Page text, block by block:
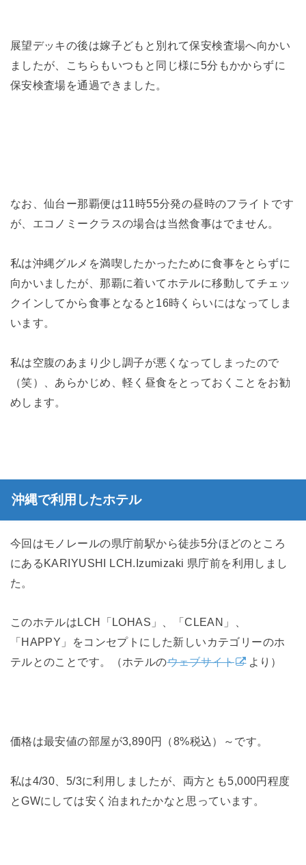
展望デッキの後は嫁子どもと別れて保安検査場へ向かい
ましたが、こちらもいつもと同じ様に5分もかからずに
保安検査場を通過できました。
なお、仙台ー那覇便は11時55分発の昼時のフライトです
が、エコノミークラスの場合は当然食事はでません。
私は沖縄グルメを満喫したかったために食事をとらずに
向かいましたが、那覇に着いてホテルに移動してチェッ
クインしてから食事となると16時くらいにはなってしま
います。
私は空腹のあまり少し調子が悪くなってしまったので
（笑）、あらかじめ、軽く昼食をとっておくことをお勧
めします。
沖縄で利用したホテル
今回はモノレールの県庁前駅から徒歩5分ほどのところ
にあるKARIYUSHI LCH.Izumizaki 県庁前を利用しまし
た。
このホテルはLCH「LOHAS」、「CLEAN」、
「HAPPY」をコンセプトにした新しいカテゴリーのホ
テルとのことです。（ホテルのウェブサイト より）
価格は最安値の部屋が3,890円（8%税込）～です。
私は4/30、5/3に利用しましたが、両方とも5,000円程度
とGWにしては安く泊まれたかなと思っています。